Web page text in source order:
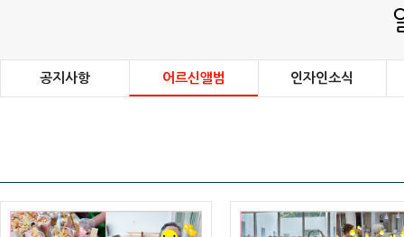
공지사항 어르신앨범 인자인소식